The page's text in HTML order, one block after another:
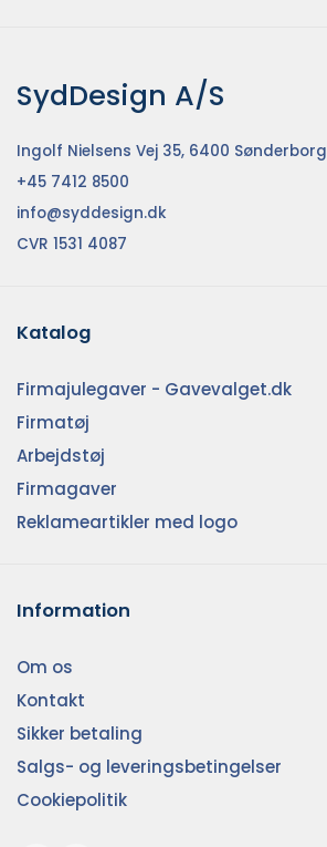
SydDesign A/S
Ingolf Nielsens Vej 35, 6400 Sønderborg
+45 7412 8500
info@syddesign.dk
CVR 1531 4087
Katalog
Firmajulegaver - Gavevalget.dk
Firmatøj
Arbejdstøj
Firmagaver
Reklameartikler med logo
Information
Om os
Kontakt
Sikker betaling
Salgs- og leveringsbetingelser
Cookiepolitik